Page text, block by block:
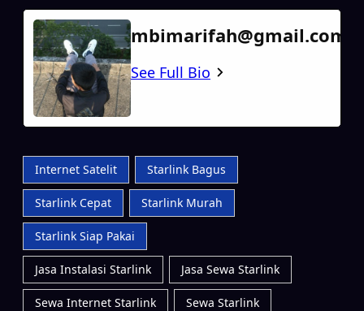
mbimarifah@gmail.com
See Full Bio
Internet Satelit Starlink Bagus
Starlink Cepat Starlink Murah
Starlink Siap Pakai
Jasa Instalasi Starlink Jasa Sewa Starlink
Sewa Internet Starlink Sewa Starlink